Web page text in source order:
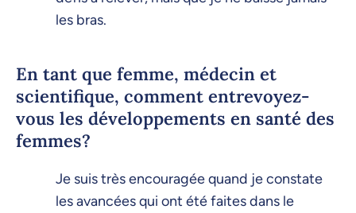
les bras.
En tant que femme, médecin et
scientifique, comment entrevoyez-
vous les développements en santé des
femmes?
Je suis très encouragée quand je constate
les avancées qui ont été faites dans le